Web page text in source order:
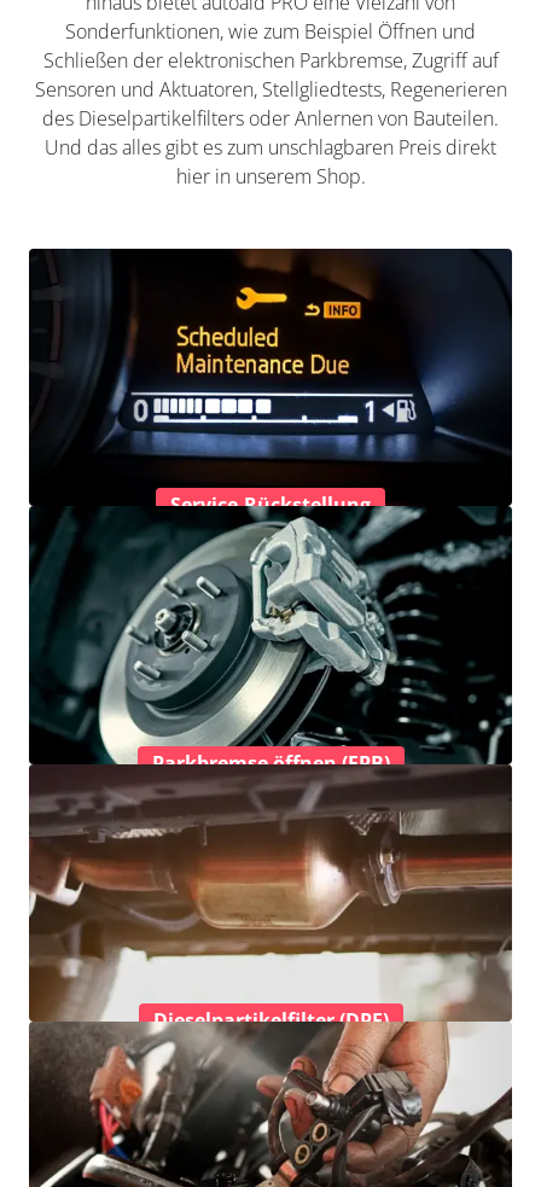
Sonderfunktionen, wie zum Beispiel Öffnen und
Schließen der elektronischen Parkbremse, Zugriff auf
Sensoren und Aktuatoren, Stellgliedtests, Regenerieren
des Dieselpartikelfilters oder Anlernen von Bauteilen.
Und das alles gibt es zum unschlagbaren Preis direkt
hier in unserem Shop.
Service-Rückstellung
Parkbremse öffnen (EPB)
Dieselpartikelfilter (DPF)